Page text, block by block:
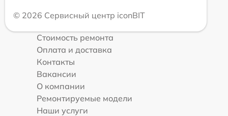
© 2026 Сервисный центр iconBIT
Стоимость ремонта
Оплата и доставка
Контакты
Вакансии
О компании
Ремонтируемые модели
Наши услуги